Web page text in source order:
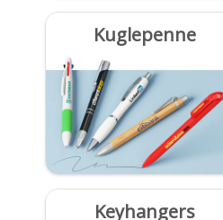
Kuglepenne
Keyhangers